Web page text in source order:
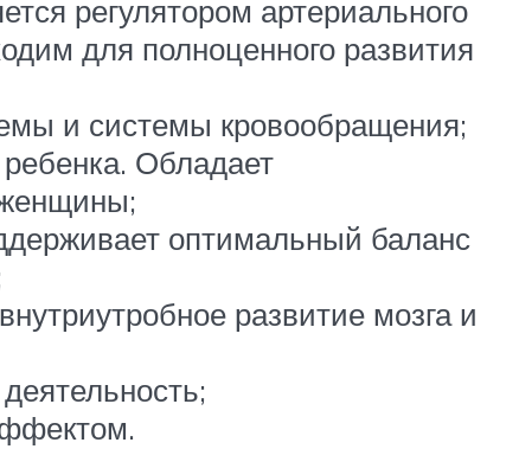
регулятором артериального
для полноценного развития
и системы кровообращения;
Обладает
оптимальный баланс
развитие мозга и